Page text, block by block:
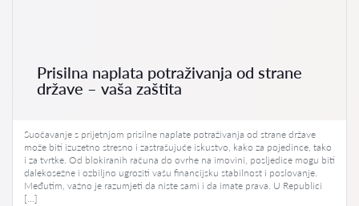
Prisilna naplata potraživanja od strane
države – vaša zaštita
Suočavanje s prijetnjom prisilne naplate potraživanja od strane države
može biti izuzetno stresno i zastrašujuće iskustvo, kako za pojedince, tako
i za tvrtke. Od blokiranih računa do ovrhe na imovini, posljedice mogu biti
dalekosežne i ozbiljno ugroziti vašu financijsku stabilnost i poslovanje.
Međutim, važno je razumjeti da niste sami i da imate prava. U Republici
[…]